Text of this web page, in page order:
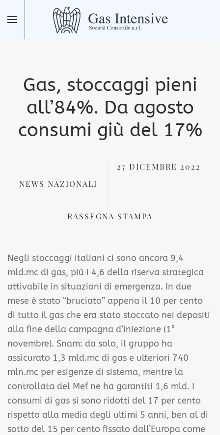
Skip to main content
Gas, stoccaggi pieni
all’84%. Da agosto
consumi giù del 17%
NEWS NAZIONALI
27 DICEMBRE 2022
RASSEGNA STAMPA
Negli stoccaggi italiani ci sono ancora 9,4
mld.mc di gas, più i 4,6 della riserva strategica
attivabile in situazioni di emergenza. In due
mese è stato “bruciato” appena il 10 per cento
di tutto il gas che era stato stoccato nei depositi
alla fine della campagna d’iniezione (1°
novembre). Snam: da solo, il gruppo ha
assicurato 1,3 mld.mc di gas e ulteriori 740
mln.mc per esigenze di sistema, mentre la
controllata del Mef ne ha garantiti 1,6 mld. I
consumi di gas si sono ridotti del 17 per cento
rispetto alla media degli ultimi 5 anni, ben al di
sotto del 15 per cento fissato dall’Europa come